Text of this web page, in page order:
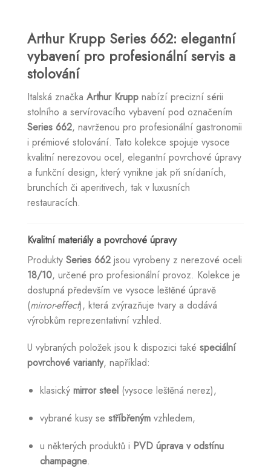
Arthur Krupp Series 662: elegantní
vybavení pro profesionální servis a
stolování
Italská značka Arthur Krupp nabízí precizní sérii
stolního a servírovacího vybavení pod označením
Series 662, navrženou pro profesionální gastronomii
i prémiové stolování. Tato kolekce spojuje vysoce
kvalitní nerezovou ocel, elegantní povrchové úpravy
a funkční design, který vynikne jak při snídaních,
brunchích či aperitivech, tak v luxusních
restauracích.
Kvalitní materiály a povrchové úpravy
Produkty Series 662 jsou vyrobeny z nerezové oceli
18/10, určené pro profesionální provoz. Kolekce je
dostupná především ve vysoce leštěné úpravě
(mirror-effect), která zvýrazňuje tvary a dodává
výrobkům reprezentativní vzhled.
U vybraných položek jsou k dispozici také speciální
povrchové varianty, například:
klasický mirror steel(vysoce leštěná nerez),
vybrané kusy se stříbřenýmvzhledem,
u některých produktů i PVD úprava v odstínu
champagne.